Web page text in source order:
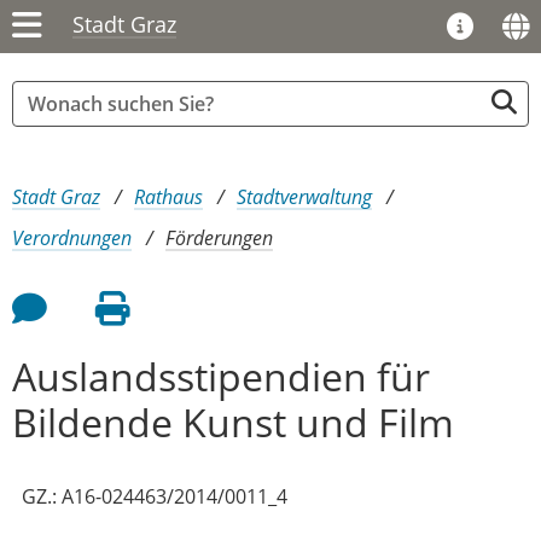
Stadt Graz
Sie sind hier:
Stadt Graz Rathaus
Stadtverwaltung
Verordnungen
Förderungen
Feedback an Autor
Seite drucken
Auslandsstipendien für
Bildende Kunst und Film
GZ.: A16-024463/2014/0011_4